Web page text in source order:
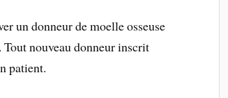
un donneur de moelle osseuse
nouveau donneur inscrit
patient.